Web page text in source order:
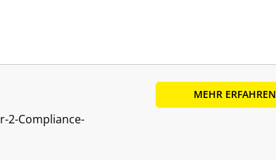
2-Compliance-
MEHR ERFAHREN